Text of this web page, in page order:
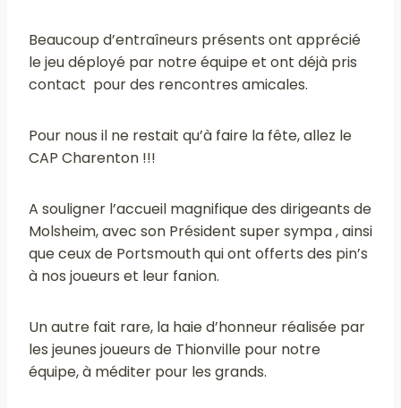
Beaucoup d’entraîneurs présents ont apprécié
le jeu déployé par notre équipe et ont déjà pris
contact pour des rencontres amicales.
Pour nous il ne restait qu’à faire la fête, allez le
CAP Charenton !!!
A souligner l’accueil magnifique des dirigeants de
Molsheim, avec son Président super sympa , ainsi
que ceux de Portsmouth qui ont offerts des pin’s
à nos joueurs et leur fanion.
Un autre fait rare, la haie d’honneur réalisée par
les jeunes joueurs de Thionville pour notre
équipe, à méditer pour les grands.